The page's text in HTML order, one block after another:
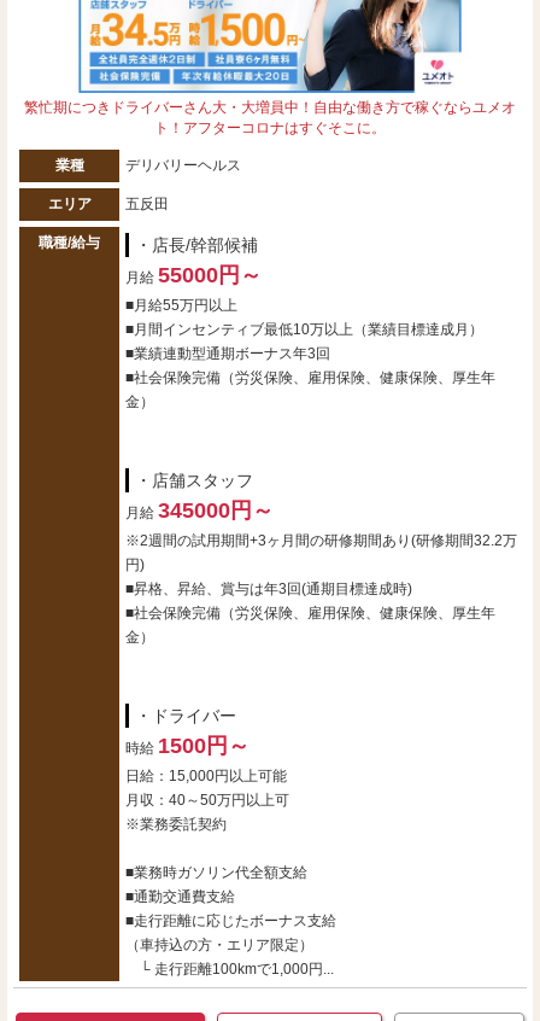
繁忙期につきドライバーさん大・大増員中！自由な働き方で稼ぐならユメオ
ト！アフターコロナはすぐそこに。
業種 デリバリーヘルス
エリア 五反田
職種/給与 ・店長/幹部候補
月給 55000円～
■月給55万円以上
■月間インセンティブ最低10万以上（業績目標達成月）
■業績連動型通期ボーナス年3回
■社会保険完備（労災保険、雇用保険、健康保険、厚生年
金）
・店舗スタッフ
月給 345000円～
※2週間の試用期間+3ヶ月間の研修期間あり(研修期間32.2万
円)
■昇格、昇給、賞与は年3回(通期目標達成時)
■社会保険完備（労災保険、雇用保険、健康保険、厚生年
金）
・ドライバー
時給 1500円～
日給：15,000円以上可能
月収：40～50万円以上可
※業務委託契約
■業務時ガソリン代全額支給
■通勤交通費支給
■走行距離に応じたボーナス支給
（車持込の方・エリア限定）
└ 走行距離100kmで1,000円...